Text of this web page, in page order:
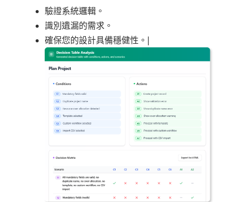
驗證系統邏輯。
識別遺漏的需求。
確保您的設計具備穩健性。|